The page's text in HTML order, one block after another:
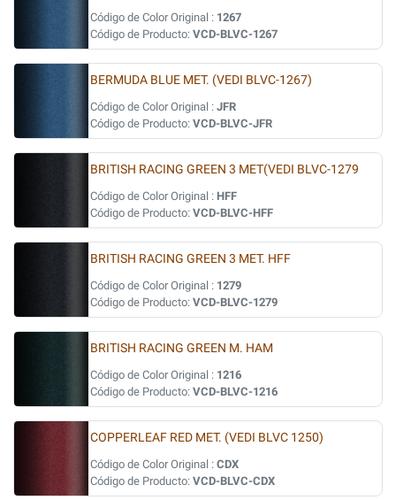
Código de Color Original : 1267
Código de Producto: VCD-BLVC-1267
BERMUDA BLUE MET. (VEDI BLVC-1267)
Código de Color Original : JFR
Código de Producto: VCD-BLVC-JFR
BRITISH RACING GREEN 3 MET(VEDI BLVC-1279
Código de Color Original : HFF
Código de Producto: VCD-BLVC-HFF
BRITISH RACING GREEN 3 MET. HFF
Código de Color Original : 1279
Código de Producto: VCD-BLVC-1279
BRITISH RACING GREEN M. HAM
Código de Color Original : 1216
Código de Producto: VCD-BLVC-1216
COPPERLEAF RED MET. (VEDI BLVC 1250)
Código de Color Original : CDX
Código de Producto: VCD-BLVC-CDX